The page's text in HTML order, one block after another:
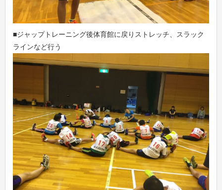
■ジャップトレーニング後体育館に戻りストレッチ、スラック
ラインなど行う